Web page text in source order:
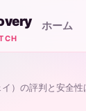
ホーム
イ）の評判と安全